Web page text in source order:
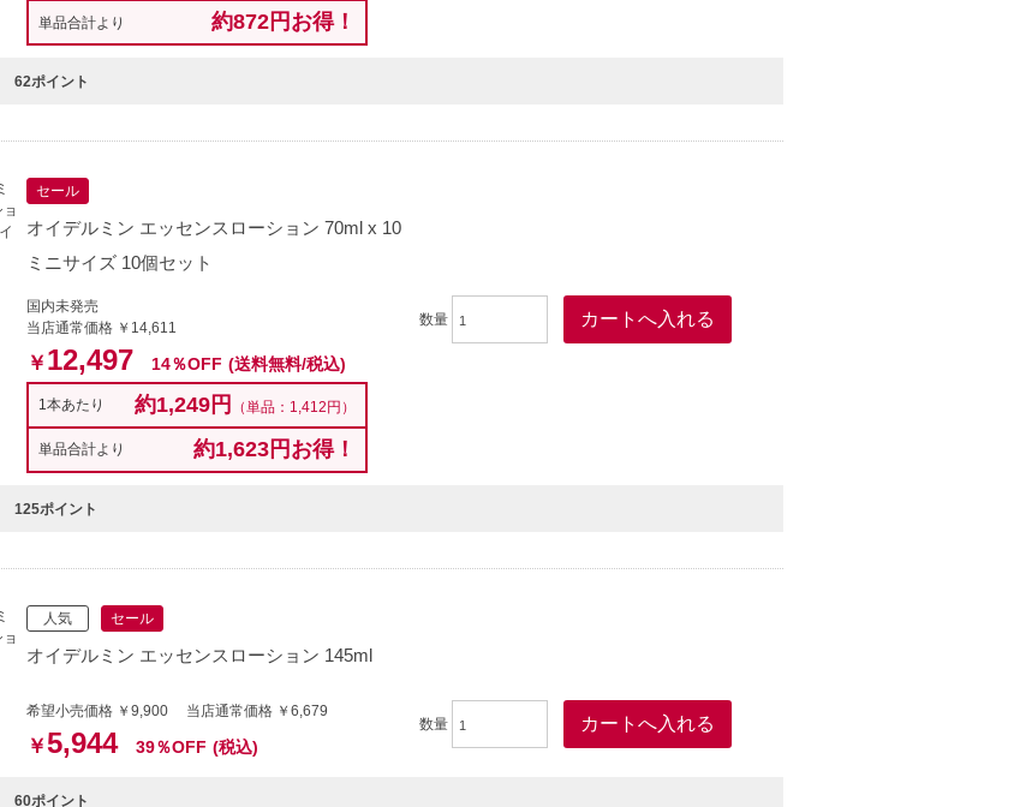
単品合計より 約872円お得！
62ポイント
セール
オイデルミン エッセンスローション 70ml x 10
ミニサイズ 10個セット
国内未発売
当店通常価格 ￥14,611
￥ 12,497 14％OFF (送料無料/税込)
1本あたり 約1,249円 （単品：1,412円）
単品合計より 約1,623円お得！
数量
125ポイント
人気 セール
オイデルミン エッセンスローション 145ml
希望小売価格 ￥9,900 当店通常価格 ￥6,679
￥5,944 39％OFF (税込)
数量
60ポイント